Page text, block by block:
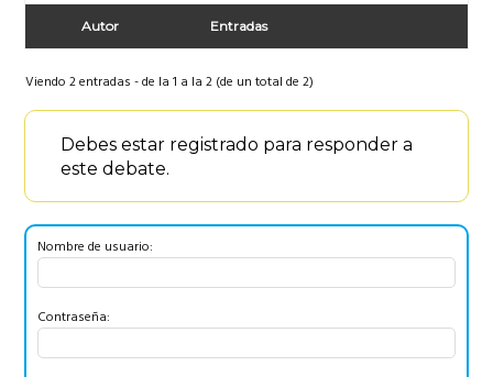
Autor Entradas
Viendo 2 entradas - de la 1 a la 2 (de un total de 2)
Debes estar registrado para responder a
este debate.
Nombre de usuario:
Contraseña: